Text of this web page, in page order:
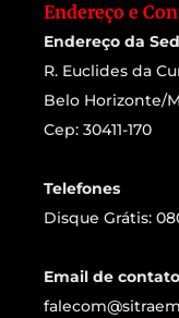
Endereço e
Endereço da
R. Euclides da
Belo Horizonte/
Cep: 30411-170
Telefones
Disque Grátis:
Email de contato